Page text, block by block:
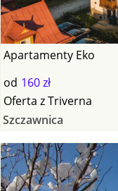
Apartamenty Eko
od 160 zł
Oferta zTriverna
Szczawnica